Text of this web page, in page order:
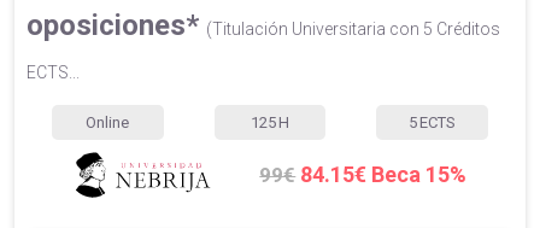
oposiciones* (Titulación Universitaria con 5 Créditos
ECTS...
Online 125 H 5 ECTS
99€ 84.15€ Beca 15%